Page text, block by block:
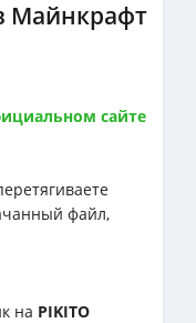
Майнкрафт
сайте
файл,
на PIKITO